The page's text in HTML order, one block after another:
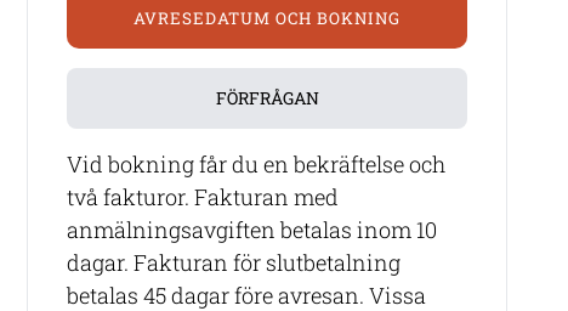
AVRESEDATUM OCH BOKNING
FÖRFRÅGAN
Vid bokning får du en bekräftelse och
två fakturor. Fakturan med
anmälningsavgiften betalas inom 10
dagar. Fakturan för slutbetalning
betalas 45 dagar före avresan. Vissa